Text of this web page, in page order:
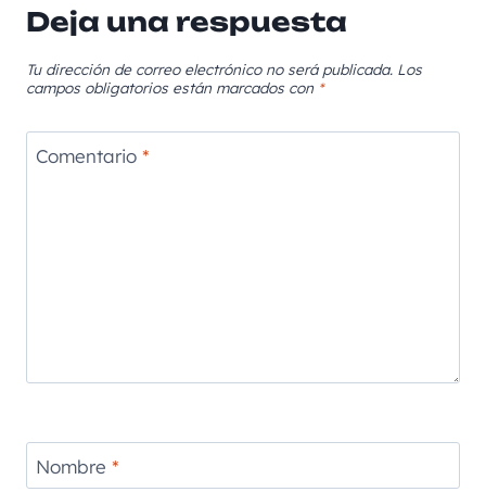
Deja una respuesta
Tu dirección de correo electrónico no será publicada. Los
campos obligatorios están marcados con *
Comentario *
Nombre *